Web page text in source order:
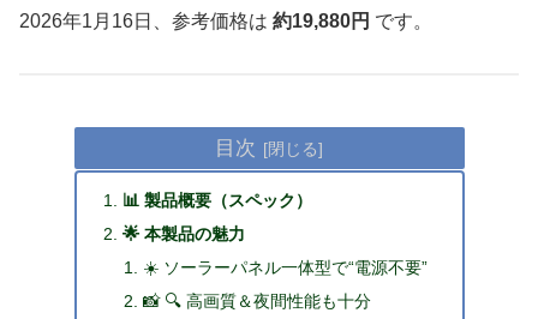
2026年1月16日、参考価格は 約19,880円 です。
目次
📊 製品概要（スペック）
🌟 本製品の魅力
☀️ ソーラーパネル一体型で“電源不要”
📸 🔍 高画質＆夜間性能も十分